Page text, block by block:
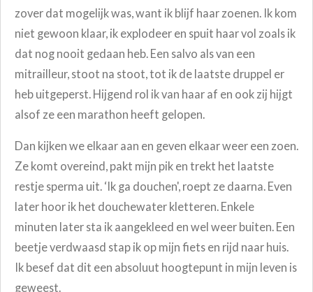
zover dat mogelijk was, want ik blijf haar zoenen. Ik kom
niet gewoon klaar, ik explodeer en spuit haar vol zoals ik
dat nog nooit gedaan heb. Een salvo als van een
mitrailleur, stoot na stoot, tot ik de laatste druppel er
heb uitgeperst. Hijgend rol ik van haar af en ook zij hijgt
alsof ze een marathon heeft gelopen.
Dan kijken we elkaar aan en geven elkaar weer een zoen.
Ze komt overeind, pakt mijn pik en trekt het laatste
restje sperma uit. ‘Ik ga douchen', roept ze daarna. Even
later hoor ik het douchewater kletteren. Enkele
minuten later sta ik aangekleed en wel weer buiten. Een
beetje verdwaasd stap ik op mijn fiets en rijd naar huis.
Ik besef dat dit een absoluut hoogtepunt in mijn leven is
geweest.